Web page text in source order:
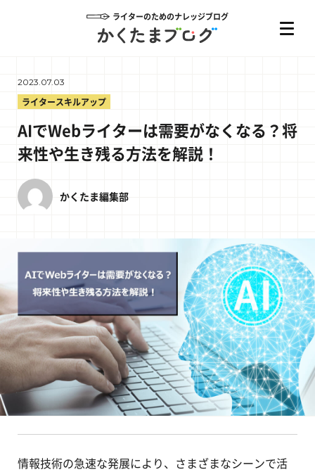
ライターのためのナレッジブログ
ライタースキルアップ
2023.07.03
AIでWebライターは需要がなくなる？将
来性や生き残る方法を解説！
かくたま編集部
情報技術の急速な発展により、さまざまなシーンで活